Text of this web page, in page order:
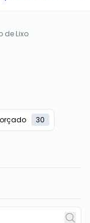
de Lixo
30